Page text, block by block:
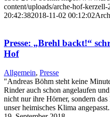
content/uploads/arche-hof-kerzell-
20:42:382018-11-02 00:12:02
Presse: „Brehl backt!“
Hof
Allgemein, Presse
"Andreas Böhm steht keine
Rinder auch schon angelaufen
nicht nur ihre Hörner, sondern
unser heimisches Klima